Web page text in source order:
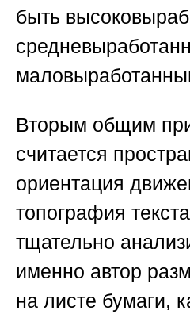
быть
Вторым общим
считается
ориентация
топография
тщательно
именно автор
на листе бумаги,